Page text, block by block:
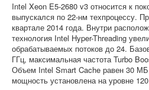
Intel Xeon E5-2680 v3 относится к
выпускался по 22-нм техпроцессу.
квартале 2014 года. Внутри
технология Intel Hyper-Threading
обрабатываемых потоков до 24.
ГГц, максимальная частота Turbo
Объем Intel Smart Cache равен 30
мощность установлена на уровне